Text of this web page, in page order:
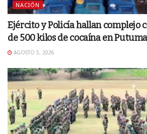
NACIÓN
Ejército y Policía hallan complejo
de 500 kilos de cocaína en
AGOSTO 5, 2026